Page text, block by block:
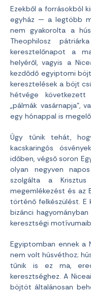
Ezekből a forrásokból
egyház — a legtöbb
nem gyakorolta a
Theophilosz
keresztelőnapot a
helyéről, vagyis a
kezdődő egyiptomi
keresztelések a böjt
hétvége
„pálmák vasárnapja”,
egy hónappal is
Úgy tűnik tehát,
kacskaringós
időben, végső soron
olyan negyven
szolgálta a
megemlékezést és az
történő felkészülést. E
bizánci
keresztségi
Egyiptomban ennek a
nem volt húsvéthoz;
tűnik is ez ma,
keresztséghez. A
böjtöt általánosan